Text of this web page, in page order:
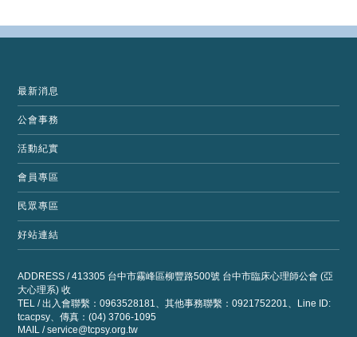
最新消息
公會事務
活動紀實
會員專區
民眾專區
好站連結
ADDRESS / 413305 台中市霧峰區柳豐路500號 台中市臨床心理師公會 (亞
大心理系) 收
TEL / 出入會聯繫：0963528181、其他事務聯繫：0921752201、Line ID:
tcacpsy、傳真：(04) 3706-1095
MAIL /service@tcpsy.org.tw